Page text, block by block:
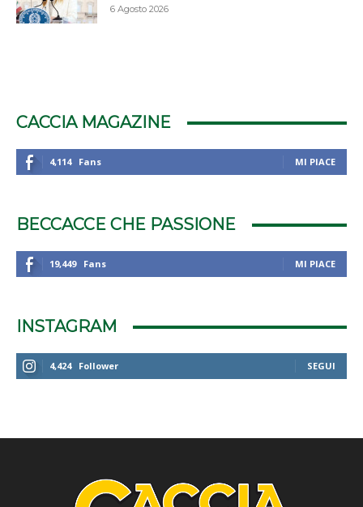
6 Agosto 2026
CACCIA MAGAZINE
4,114 Fans MI PIACE
BECCACCE CHE PASSIONE
19,449 Fans MI PIACE
INSTAGRAM
4,424 Follower SEGUI